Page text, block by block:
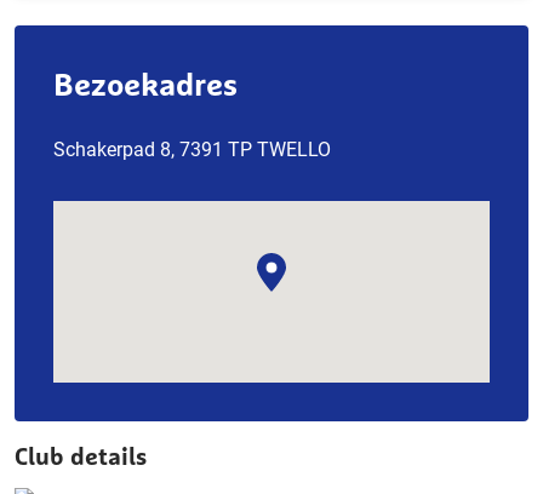
Bezoekadres
Schakerpad 8, 7391 TP TWELLO
Club details